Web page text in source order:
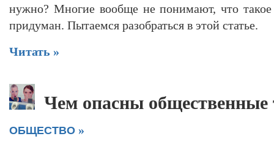
нужно? Многие вообще не понимают, что
придуман. Пытаемся разобраться в этой статье.
Читать »
Чем опасны общественные
ОБЩЕСТВО »